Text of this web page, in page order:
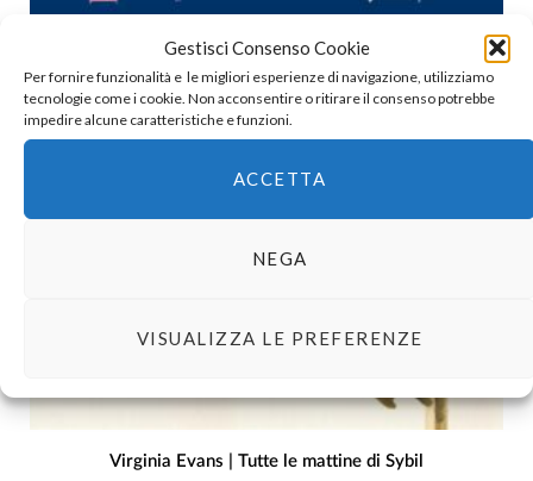
Gestisci Consenso Cookie
Per fornire funzionalità e le migliori esperienze di navigazione, utilizziamo
tecnologie come i cookie. Non acconsentire o ritirare il consenso potrebbe
impedire alcune caratteristiche e funzioni.
ACCETTA
NEGA
VISUALIZZA LE PREFERENZE
Holly Bourne | Molto felice per te
29 LUGLIO 2026
Virginia Evans | Tutte le mattine di Sybil